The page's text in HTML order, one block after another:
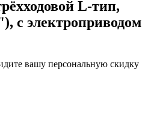
L-тип,
с электроприводом
вашу персональную скидку